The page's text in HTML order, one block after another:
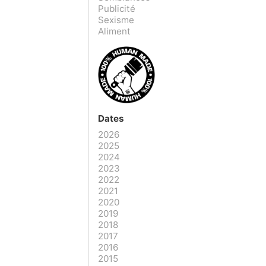
Publicité
Sexisme
Aliment
Dates
2026
2025
2024
2023
2022
2021
2020
2019
2018
2017
2016
2015